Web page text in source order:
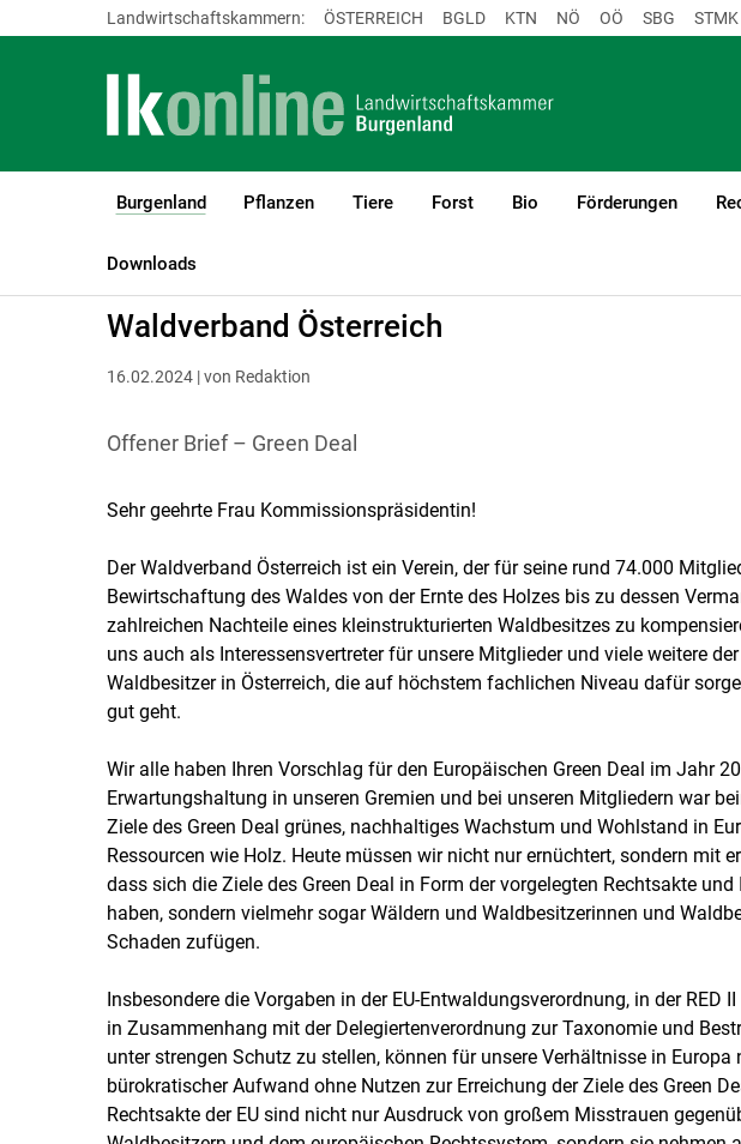
Landwirtschaftskammern: ÖSTERREICH BGLD KTN NÖ OÖ SBG STMK
Burgenland
(current)1
Pflanzen Tiere Forst Bio Förderungen
Downloads
LK Burgenland
Waldverband Österreich
16.02.2024 | von Redaktion
Offener Brief – Green Deal
Sehr geehrte Frau Kommissionspräsidentin!
Der Waldverband Österreich ist ein Verein, der für seine rund 74.000
Bewirtschaftung des Waldes von der Ernte des Holzes bis zu dessen
zahlreichen Nachteile eines kleinstrukturierten Waldbesitzes zu
uns auch als Interessensvertreter für unsere Mitglieder und viele weitere
Waldbesitzer in Österreich, die auf höchstem fachlichen Niveau dafür
gut geht.
Wir alle haben Ihren Vorschlag für den Europäischen Green Deal im Jahr
Erwartungshaltung in unseren Gremien und bei unseren Mitgliedern war
Ziele des Green Deal grünes, nachhaltiges Wachstum und Wohlstand in
Ressourcen wie Holz. Heute müssen wir nicht nur ernüchtert, sondern mit
dass sich die Ziele des Green Deal in Form der vorgelegten Rechtsakte
haben, sondern vielmehr sogar Wäldern und Waldbesitzerinnen und
Schaden zufügen.
Insbesondere die Vorgaben in der EU-Entwaldungsverordnung, in der RED
in Zusammenhang mit der Delegiertenverordnung zur Taxonomie und
unter strengen Schutz zu stellen, können für unsere Verhältnisse in
bürokratischer Aufwand ohne Nutzen zur Erreichung der Ziele des Green
Rechtsakte der EU sind nicht nur Ausdruck von großem Misstrauen